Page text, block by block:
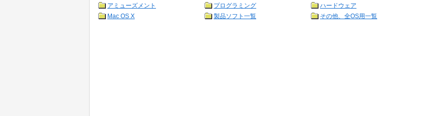
アミューズメント
プログラミング
ハードウェア
Mac OS X
製品ソフト一覧 その他、全OS用一覧